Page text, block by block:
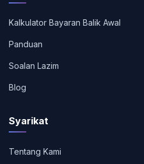
Kalkulator Bayaran Balik Awal
Panduan
Soalan Lazim
Blog
Syarikat
Tentang Kami